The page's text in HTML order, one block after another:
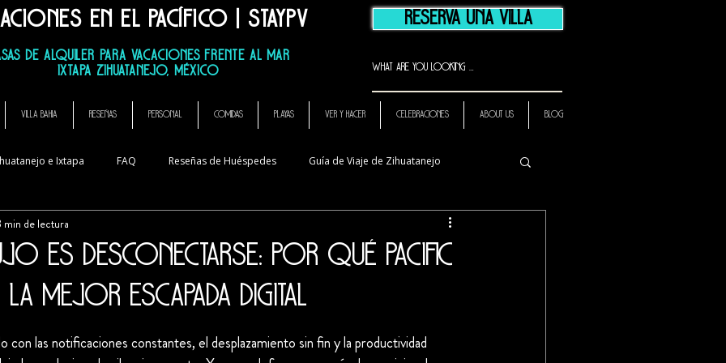
La Casa Que Canta, El Ensueno La Casa Que Canta,en el Pacífico | StayPV
DE ALQUILER PARA VACACIONES FRENTE AL MAR
Ixtapa Zihuatanejo, México
Reserva una Villa
VILLA BAHIA RESEÑAS PERSONAL COMIDAS Playas VER Y HACER Celebraciones ABOUT US BLOG
e Ixtapa FAQ Reseñas de Huéspedes Guía de Viaje de Zihuatanejo
es desconectarse: Por qué Pacific
la mejor escapada digital
min de lectura
con las notificaciones constantes, el desplazamiento sin fin y la productividad